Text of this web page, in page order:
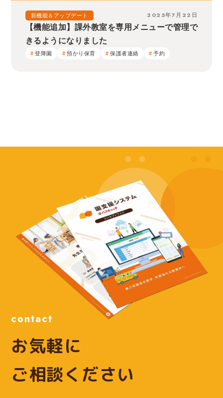
新機能＆アップデート 2025年7月22日
【機能追加】課外教室を専用メニューで管理で
きるようになりました
登降園 預かり保育 保護者連絡 予約
contact
お気軽に
ご相談ください